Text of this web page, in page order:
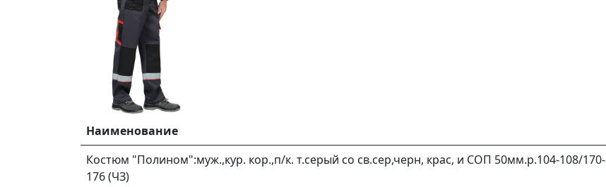
Наименование
Костюм "Полином":муж.,кур. кор.,п/к. т.серый со св.сер,черн, крас, и СОП 50мм.р.104-108/170-
176 (ЧЗ)